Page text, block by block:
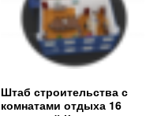
Штаб строительства с
комнатами отдыха 16